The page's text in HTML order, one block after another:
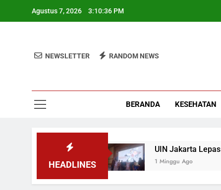
Agustus 7, 2026 3:10:36 PM
NEWSLETTER RANDOM NEWS
BERANDA KESEHATAN
HEADLINES
Pemerintah MBG UIN Jakarta Lepas
1 Minggu Ago